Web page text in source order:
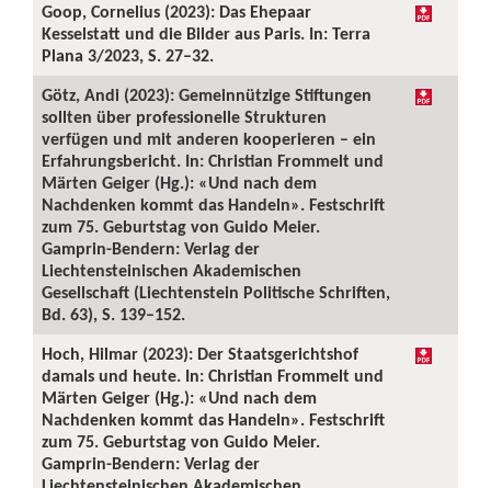
Goop, Cornelius (2023): Das Ehepaar
Kesselstatt und die Bilder aus Paris. In: Terra
Plana 3/2023, S. 27–32.
Götz, Andi (2023): Gemeinnützige Stiftungen
sollten über professionelle Strukturen
verfügen und mit anderen kooperieren – ein
Erfahrungsbericht. In: Christian Frommelt und
Märten Geiger (Hg.): «Und nach dem
Nachdenken kommt das Handeln». Festschrift
zum 75. Geburtstag von Guido Meier.
Gamprin-Bendern: Verlag der
Liechtensteinischen Akademischen
Gesellschaft (Liechtenstein Politische Schriften,
Bd. 63), S. 139–152.
Hoch, Hilmar (2023): Der Staatsgerichtshof
damals und heute. In: Christian Frommelt und
Märten Geiger (Hg.): «Und nach dem
Nachdenken kommt das Handeln». Festschrift
zum 75. Geburtstag von Guido Meier.
Gamprin-Bendern: Verlag der